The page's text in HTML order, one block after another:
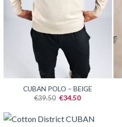
SALECUBAN POLO – BEIGE
€39.50 Oorspronkelijke
€39.50.
€34.50Huidige
€34.50.